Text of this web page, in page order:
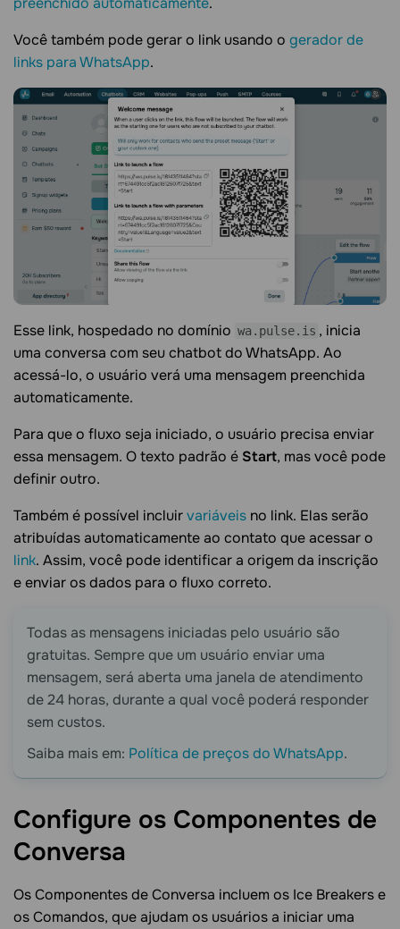
Você também pode gerar o link usando o gerador de
links para WhatsApp.
Esse link, hospedado no domínio wa.pulse.is , inicia
uma conversa com seu chatbot do WhatsApp. Ao
acessá-lo, o usuário verá uma mensagem preenchida
automaticamente.
Para que o fluxo seja iniciado, o usuário precisa enviar
essa mensagem. O texto padrão é Start, mas você pode
definir outro.
Também é possível incluirvariáveis no link. Elas serão
atribuídas automaticamente ao contato que acessar o
link. Assim, você pode identificar a origem da inscrição
e enviar os dados para o fluxo correto.
Todas as mensagens iniciadas pelo usuário são
gratuitas. Sempre que um usuário enviar uma
mensagem, será aberta uma janela de atendimento
de 24 horas, durante a qual você poderá responder
sem custos.
Saiba mais em: Política de preços do WhatsApp.
Configure os Componentes de
Conversa
Os Componentes de Conversa incluem os Ice Breakers e
os Comandos, que ajudam os usuários a iniciar uma